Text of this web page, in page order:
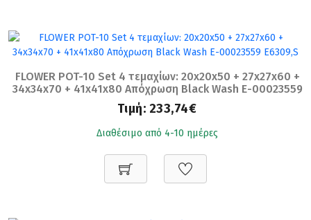
FLOWER POT-10 Set 4 τεμαχίων: 20x20x50 + 27x27x60 +
34x34x70 + 41x41x80 Απόχρωση Black Wash Ε-00023559
Ε6309,S
Τιμή: 233,74€
Διαθέσιμο από 4-10 ημέρες